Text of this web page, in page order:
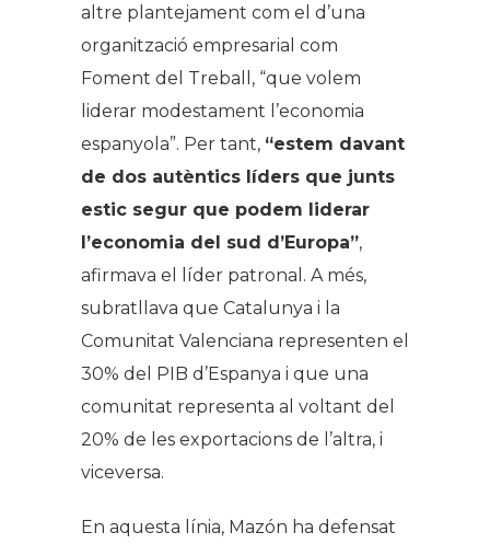
altre plantejament com el d’una
organització empresarial com
Foment del Treball, “que volem
liderar modestament l’economia
espanyola”. Per tant, “estem davant
de dos autèntics líders que junts
estic segur que podem liderar
l’economia del sud d’Europa”,
afirmava el líder patronal. A més,
subratllava que Catalunya i la
Comunitat Valenciana representen el
30% del PIB d’Espanya i que una
comunitat representa al voltant del
20% de les exportacions de l’altra, i
viceversa.
En aquesta línia, Mazón ha defensat